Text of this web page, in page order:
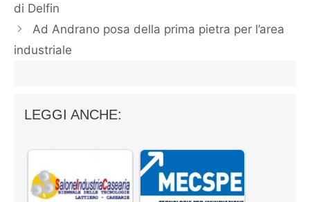
di Delfin
Ad Andrano posa della prima pietra per l’area
industriale
LEGGI ANCHE: